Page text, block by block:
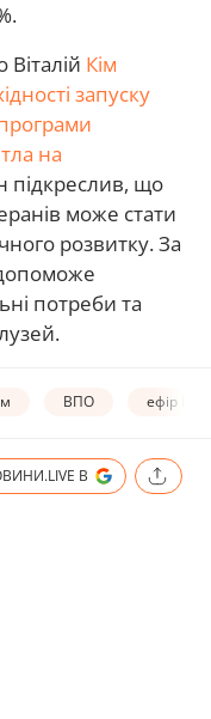
Кім
запуску
на
підкреслив, що
може стати
розвитку. За
потреби та
ВПО ефір
В